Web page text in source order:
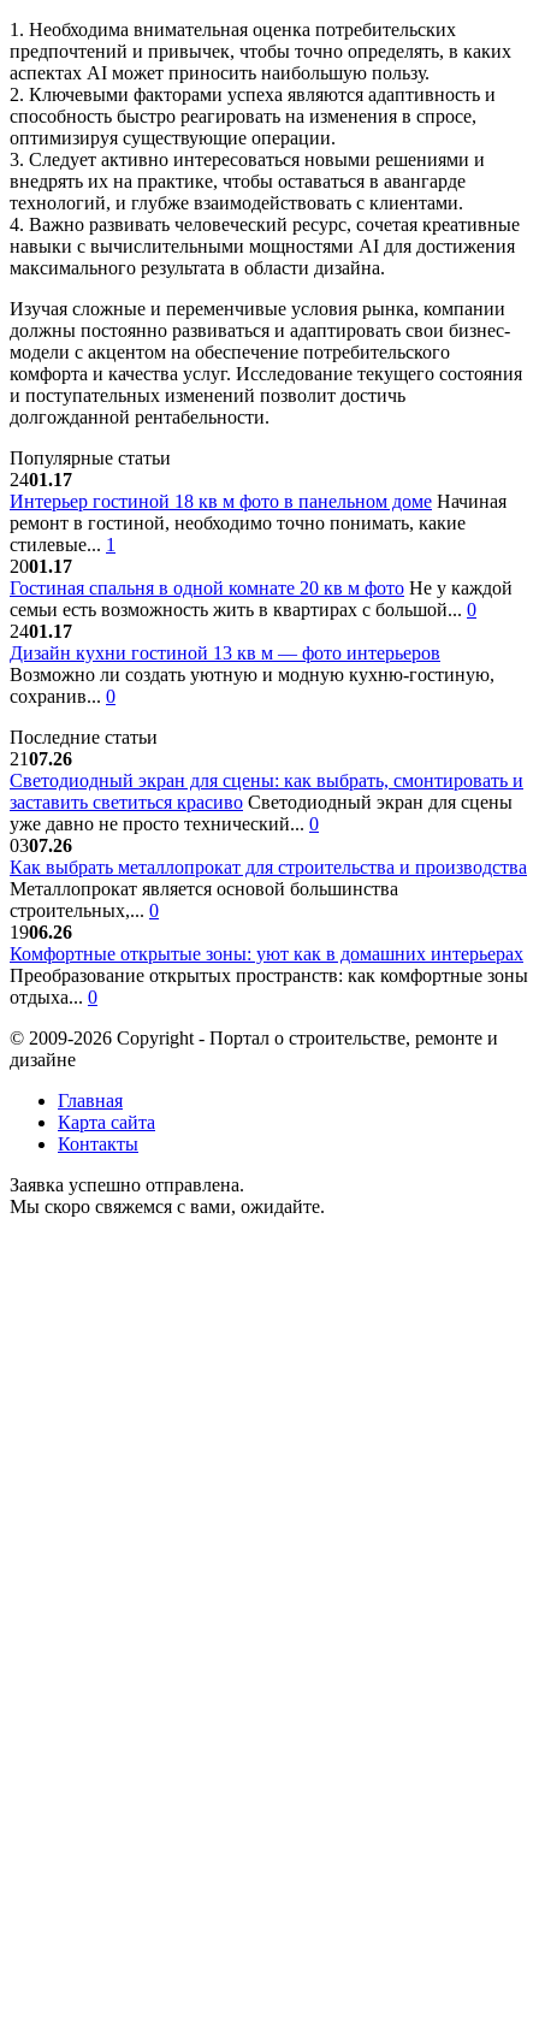
1. Необходима внимательная оценка потребительских
предпочтений и привычек, чтобы точно определять, в каких
аспектах AI может приносить наибольшую пользу.
2. Ключевыми факторами успеха являются адаптивность и
способность быстро реагировать на изменения в спросе,
оптимизируя существующие операции.
3. Следует активно интересоваться новыми решениями и
внедрять их на практике, чтобы оставаться в авангарде
технологий, и глубже взаимодействовать с клиентами.
4. Важно развивать человеческий ресурс, сочетая креативные
навыки с вычислительными мощностями AI для достижения
максимального результата в области дизайна.
Изучая сложные и переменчивые условия рынка, компании
должны постоянно развиваться и адаптировать свои бизнес-
модели с акцентом на обеспечение потребительского
комфорта и качества услуг. Исследование текущего состояния
и поступательных изменений позволит достичь
долгожданной рентабельности.
Популярные статьи
2401.17
Интерьер гостиной 18 кв м фото в панельном доме Начиная
ремонт в гостиной, необходимо точно понимать, какие
стилевые... 1
2001.17
Гостиная спальня в одной комнате 20 кв м фото Не у каждой
семьи есть возможность жить в квартирах с большой... 0
2401.17
Дизайн кухни гостиной 13 кв м — фото интерьеров
Возможно ли создать уютную и модную кухню-гостиную,
сохранив... 0
Последние статьи
2107.26
Светодиодный экран для сцены: как выбрать, смонтировать и
заставить светиться красиво Светодиодный экран для сцены
уже давно не просто технический... 0
0307.26
Как выбрать металлопрокат для строительства и производства
Металлопрокат является основой большинства
строительных,... 0
1906.26
Комфортные открытые зоны: уют как в домашних интерьерах
Преобразование открытых пространств: как комфортные зоны
отдыха... 0
© 2009-2026 Copyright - Портал о строительстве, ремонте и
дизайне
Главная
Карта сайта
Контакты
Заявка успешно отправлена.
Мы скоро свяжемся с вами, ожидайте.